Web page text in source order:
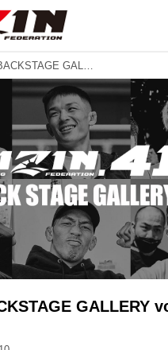
RIZIN.41 BACKSTAGE GALLERY vol.2
GALLERY